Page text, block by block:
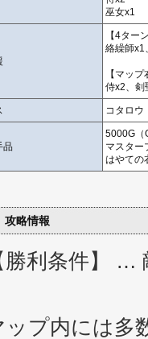
巫女x1
【4ター
絡繰師x1
【マッ
侍x2、剣
コタロウ
品
5000G（
マスター
はやての
攻略情報
勝利条件】 …
ップ内には多